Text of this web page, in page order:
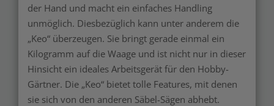
der Hand und macht ein einfaches Handling
unmöglich. Diesbezüglich kann unter anderem die
„Keo“ überzeugen. Sie bringt gerade einmal ein
Kilogramm auf die Waage und ist nicht nur in dieser
Hinsicht ein ideales Arbeitsgerät für den Hobby-
Gärtner. Die „Keo“ bietet tolle Features, mit denen
sie sich von den anderen Säbel-Sägen abhebt.